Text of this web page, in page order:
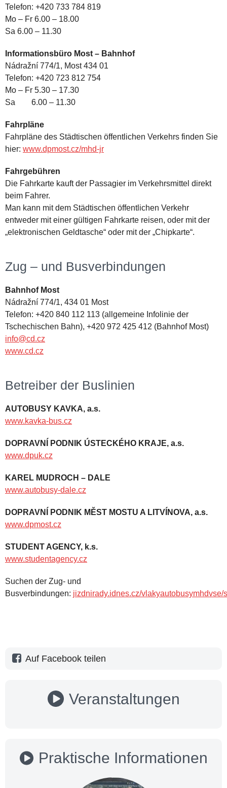
Telefon: +420 733 784 819
Mo – Fr 6.00 – 18.00
Sa 6.00 – 11.30
Informationsbüro Most – Bahnhof
Nádražní 774/1, Most 434 01
Telefon: +420 723 812 754
Mo – Fr 5.30 – 17.30
Sa 6.00 – 11.30
Fahrpläne
Fahrpläne des Städtischen öffentlichen Verkehrs finden Sie
hier: www.dpmost.cz/mhd-jr
Fahrgebühren
Die Fahrkarte kauft der Passagier im Verkehrsmittel direkt
beim Fahrer.
Man kann mit dem Städtischen öffentlichen Verkehr
entweder mit einer gültigen Fahrkarte reisen, oder mit der
„elektronischen Geldtasche“ oder mit der „Chipkarte“.
Zug – und Busverbindungen
Bahnhof Most
Nádražní 774/1, 434 01 Most
Telefon: +420 840 112 113 (allgemeine Infolinie der
Tschechischen Bahn), +420 972 425 412 (Bahnhof Most)
info@cd.cz
www.cd.cz
Betreiber der Buslinien
AUTOBUSY KAVKA, a.s.
www.kavka-bus.cz
DOPRAVNÍ PODNIK ÚSTECKÉHO KRAJE, a.s.
www.dpuk.cz
KAREL MUDROCH – DALE
www.autobusy-dale.cz
DOPRAVNÍ PODNIK MĚST MOSTU A LITVÍNOVA, a.s.
www.dpmost.cz
STUDENT AGENCY, k.s.
www.studentagency.cz
Suchen der Zug- und
Busverbindungen: jizdnirady.idnes.cz/vlakyautobusymhdvse/
Auf Facebook teilen
Veranstaltungen
Praktische Informationen